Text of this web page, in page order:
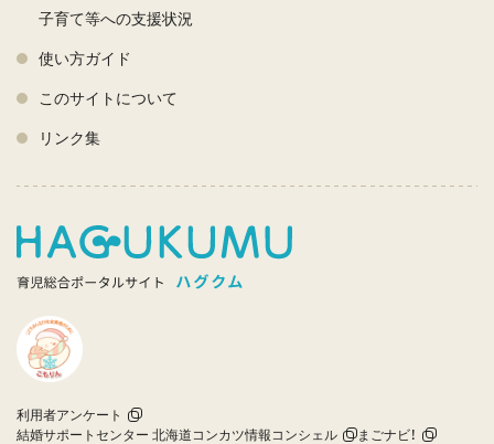
子育て等への支援状況
使い方ガイド
このサイトについて
リンク集
利用者アンケート
結婚サポートセンター 北海道コンカツ情報コンシェル
まごナビ！